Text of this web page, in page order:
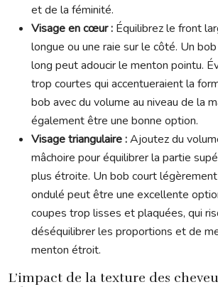
et de la féminité.
Visage en cœur : Équilibrez le front
longue ou une raie sur le côté. Un
long peut adoucir le menton pointu.
trop courtes qui accentueraient la
bob avec du volume au niveau de la
également être une bonne option.
Visage triangulaire :Ajoutez du
mâchoire pour équilibrer la partie
plus étroite. Un bob court
ondulé peut être une excellente
coupes trop lisses et plaquées, qui
déséquilibrer les proportions et de
menton étroit.
L’impact de la texture des